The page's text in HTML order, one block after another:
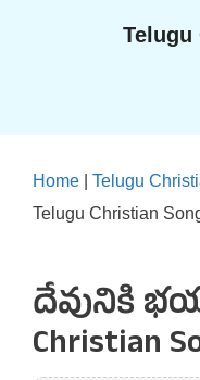
Telugu
Home Telugu
Telugu Christian
దేవునికి
Christian